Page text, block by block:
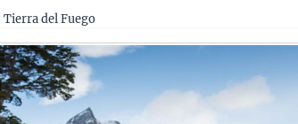
Tierra del Fuego